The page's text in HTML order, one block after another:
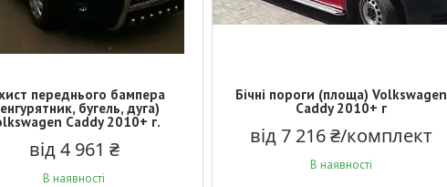
переднього бампера
бугель, дуга)
Caddy 2010+ г.
від 4 961 ₴
В наявності
Бічні пороги (площа) Volkswagen
Caddy 2010+ г
від 7 216 ₴/комплект
В наявності